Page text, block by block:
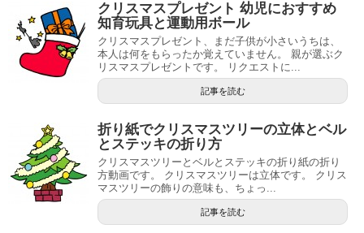
クリスマスプレゼント 幼児におすすめ
知育玩具と運動用ボール
クリスマスプレゼント、まだ子供が小さいうちは、
本人は何をもらったか覚えていません。 親が選ぶク
リスマスプレゼントです。 リクエストに...
記事を読む
折り紙でクリスマスツリーの立体とベル
とステッキの折り方
クリスマスツリーとベルとステッキの折り紙の折り
方動画です。 クリスマスツリーは立体です。 クリス
マスツリーの飾りの意味も、ちょっ...
記事を読む